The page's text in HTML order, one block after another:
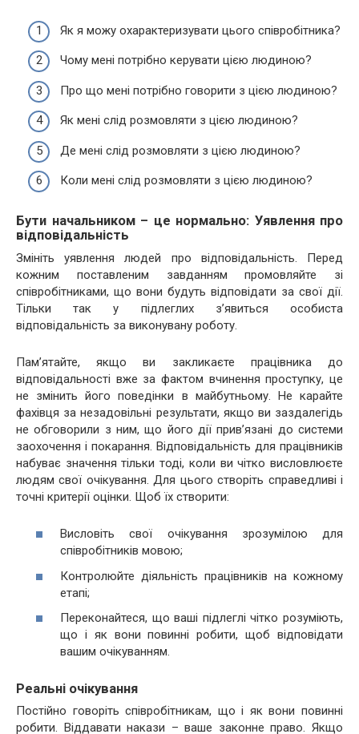
Як я можу охарактеризувати цього співробітника?
Чому мені потрібно керувати цією людиною?
Про що мені потрібно говорити з цією людиною?
Як мені слід розмовляти з цією людиною?
Де мені слід розмовляти з цією людиною?
Коли мені слід розмовляти з цією людиною?
Бути начальником – це нормально: Уявлення про
відповідальність
Змініть уявлення людей про відповідальність. Перед
кожним поставленим завданням промовляйте зі
співробітниками, що вони будуть відповідати за свої дії.
Тільки так у підлеглих з’явиться особиста
відповідальність за виконувану роботу.
Пам’ятайте, якщо ви закликаєте працівника до
відповідальності вже за фактом вчинення проступку, це
не змінить його поведінки в майбутньому. Не карайте
фахівця за незадовільні результати, якщо ви заздалегідь
не обговорили з ним, що його дії прив’язані до системи
заохочення і покарання. Відповідальність для працівників
набуває значення тільки тоді, коли ви чітко висловлюєте
людям свої очікування. Для цього створіть справедливі і
точні критерії оцінки. Щоб їх створити:
Висловіть свої очікування зрозумілою для
співробітників мовою;
Контролюйте діяльність працівників на кожному
етапі;
Переконайтеся, що ваші підлеглі чітко розуміють,
що і як вони повинні робити, щоб відповідати
вашим очікуванням.
Реальні очікування
Постійно говоріть співробітникам, що і як вони повинні
робити. Віддавати накази – ваше законне право. Якщо